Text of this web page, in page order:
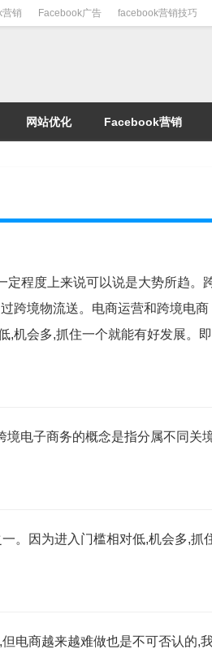
营销 Facebook广告 facebook营销技巧
网站优化 Facebook营销
程度上来说可以说是大势所趋。
跨境物流送。电商运营和跨境电
机会多,抓住一个就能有好发展。
电子商务的概念是指分属不同关
。因为进入门槛相对低,机会多,
电商越来越难做也是不可否认的,